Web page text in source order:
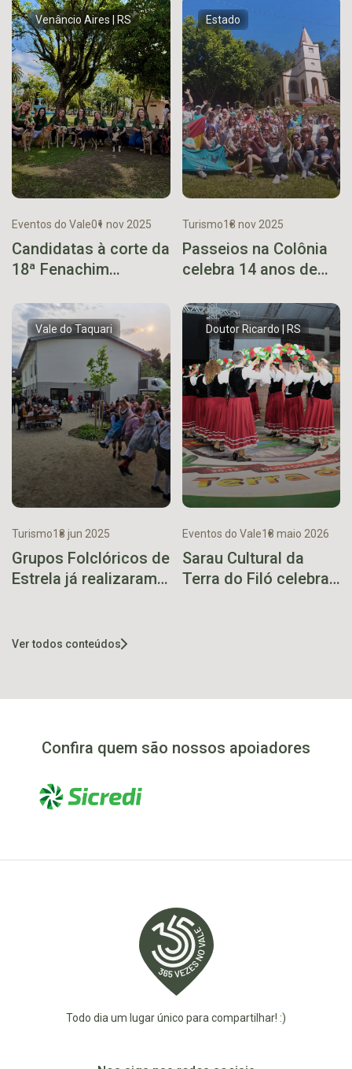
Venâncio Aires | RS
Eventos do Vale01 nov 2025
Candidatas à corte da
18ª Fenachim
pelo Centro de
Venâncio Aires
Estado
Turismo13 nov 2025
Passeios na Colônia
celebra 14 anos de
e conexões com o
interior gaúcho
Vale do Taquari
Turismo18 jun 2025
Grupos Folclóricos de
Estrela já realizaram
Doutor Ricardo | RS
Eventos do Vale18 maio 2026
Sarau Cultural da
Terra do Filó celebra
Ver todos conteúdos
Confira quem são nossos apoiadores
Todo dia um lugar único para compartilhar! :)